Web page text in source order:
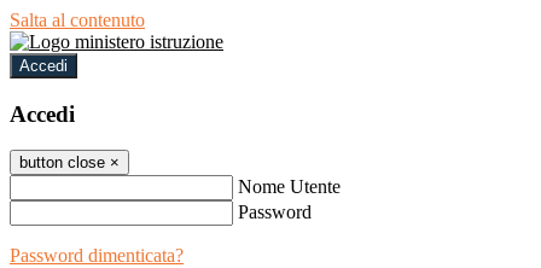
Salta al contenuto
Accedi
Accedi
button close ×
Nome Utente
Password
Password dimenticata?